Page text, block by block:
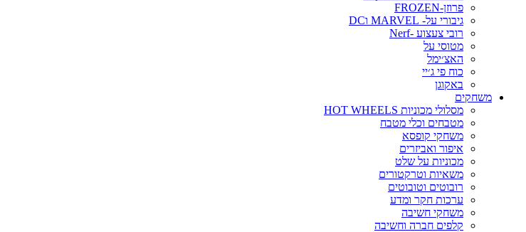
פרוזן-FROZEN
גיבורי על- MARVEL וDC
רובי צעצוע -Nerf
מטוסי על
האצ׳ימל
כוח פי ג׳יי
באקוגן
משחקים
מסלולי מכוניות HOT WHEELS
מטבחים וכלי מטבח
משחקי קופסא
איפור ואביזרים
מכוניות על שלט
משאיות וטרקטורים
רובוטים וטובוטים
ערכות חקר ומדע
משחקי חשיבה
קלפים חברה וחשיבה